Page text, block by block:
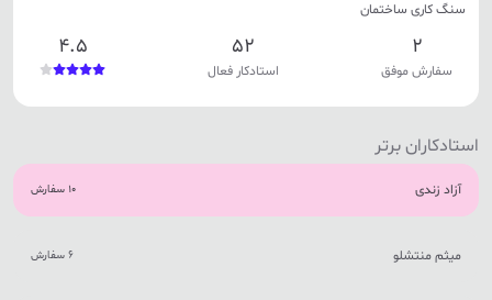
سنگ کاری ساختمان
2
سفارش موفق
52
استادکار فعال
4.5
استادکاران برتر
آزاد زندی 10 سفارش
میثم منتشلو 6 سفارش